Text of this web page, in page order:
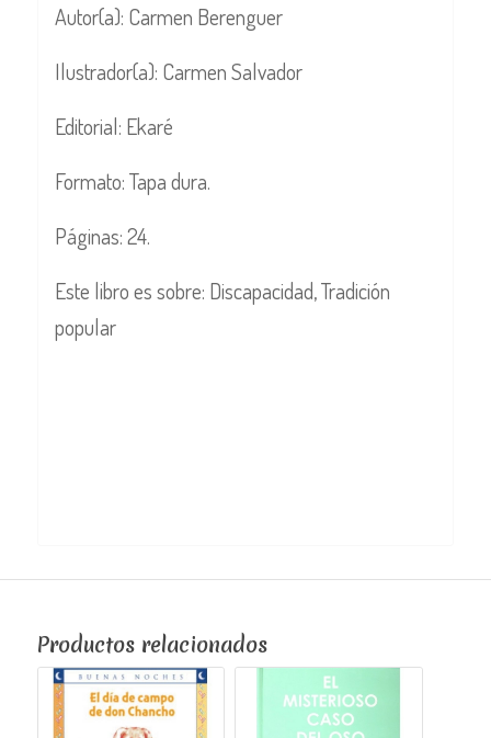
Autor(a): Carmen Berenguer
Ilustrador(a): Carmen Salvador
Editorial: Ekaré
Formato: Tapa dura.
Páginas: 24.
Este libro es sobre: Discapacidad, Tradición
popular
Productos relacionados